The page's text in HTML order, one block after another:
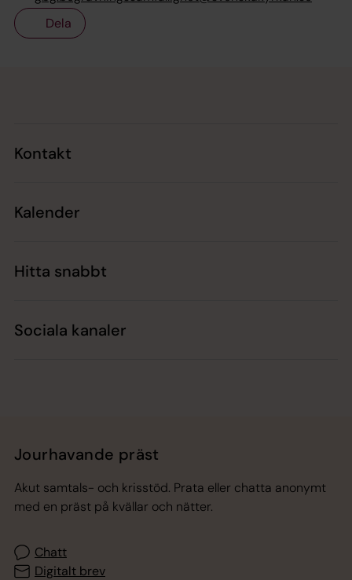
Dela
Kontakt
Kalender
Hitta snabbt
Sociala kanaler
Jourhavande präst
Akut samtals- och krisstöd. Prata eller chatta anonymt
med en präst på kvällar och nätter.
Chatt
Digitalt brev